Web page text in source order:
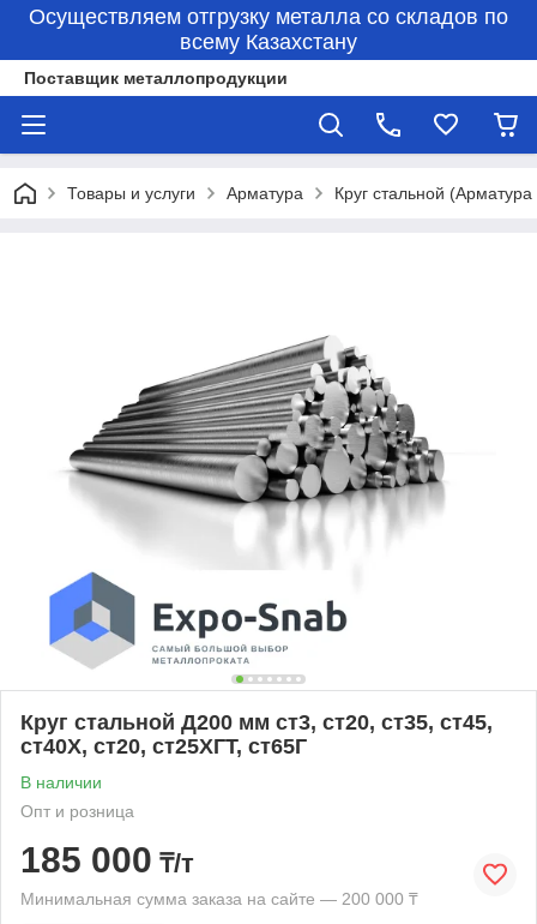
Осуществляем отгрузку металла со складов по
всему Казахстану
Поставщик металлопродукции
Товары и услуги Арматура Круг стальной
Круг стальной Д200 мм ст3, ст20, ст35, ст45,
ст40Х, ст20, ст25ХГТ, ст65Г
В наличии
Опт и розница
185 000 ₸/т
Минимальная сумма заказа на сайте — 200 000 ₸